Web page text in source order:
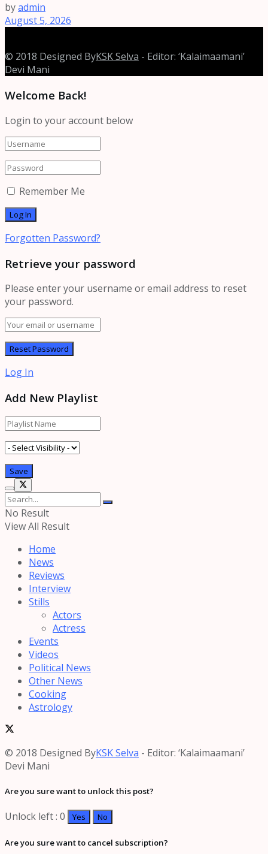
byadmin
August 5, 2026
© 2018 Designed ByKSK Selva - Editor: ‘Kalaimaamani’
Devi Mani
Welcome Back!
Login to your account below
Remember Me
Forgotten Password?
Retrieve your password
Please enter your username or email address to reset
your password.
Log In
Add New Playlist
No Result
View All Result
Home
News
Reviews
Interview
Stills
Actors
Actress
Events
Videos
Political News
Other News
Cooking
Astrology
© 2018 Designed ByKSK Selva - Editor: ‘Kalaimaamani’
Devi Mani
Are you sure want to unlock this post?
Unlock left : 0 Yes No
Are you sure want to cancel subscription?